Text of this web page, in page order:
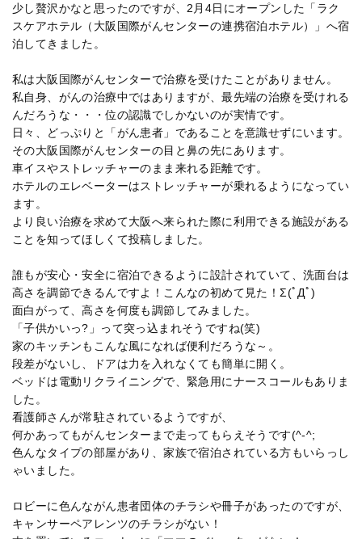
少し贅沢かなと思ったのですが、2月4日にオープンした「ラク
スケアホテル（大阪国際がんセンターの連携宿泊ホテル）」へ宿
泊してきました。
私は大阪国際がんセンターで治療を受けたことがありません。
私自身、がんの治療中ではありますが、最先端の治療を受けれる
んだろうな・・・位の認識でしかないのが実情です。
日々、どっぷりと「がん患者」であることを意識せずにいます。
その大阪国際がんセンターの目と鼻の先にあります。
車イスやストレッチャーのまま来れる距離です。
ホテルのエレベーターはストレッチャーが乗れるようになってい
ます。
より良い治療を求めて大阪へ来られた際に利用できる施設がある
ことを知ってほしくて投稿しました。
誰もが安心・安全に宿泊できるように設計されていて、洗面台は
高さを調節できるんですよ！こんなの初めて見た！Σ(ﾟДﾟ)
面白がって、高さを何度も調節してみました。
「子供かいっ?」って突っ込まれそうですね(笑)
家のキッチンもこんな風になれば便利だろうな～。
段差がないし、ドアは力を入れなくても簡単に開く。
ベッドは電動リクライニングで、緊急用にナースコールもありま
した。
看護師さんが常駐されているようですが、
何かあってもがんセンターまで走ってもらえそうです(^-^;
色んなタイプの部屋があり、家族で宿泊されている方もいらっし
ゃいました。
ロビーに色んながん患者団体のチラシや冊子があったのですが、
キャンサーペアレンツのチラシがない！